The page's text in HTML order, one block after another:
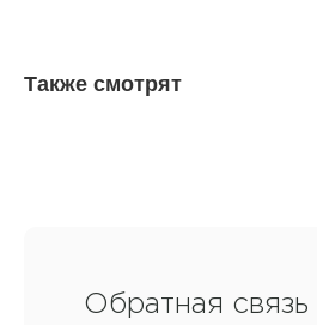
Также смотрят
Обратная связь